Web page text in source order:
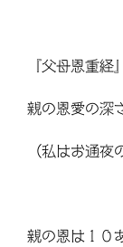
『父母恩重経
親の恩愛の深
（私はお通夜
親の恩は１０